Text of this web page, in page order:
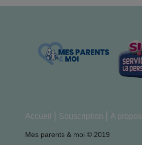
Accueil Souscription A propos
Mes parents & moi © 2019